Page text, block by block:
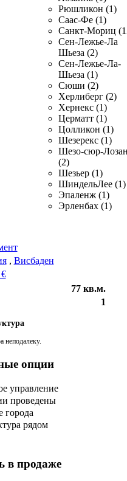
Рюшликон (1)
Саас-Фе (1)
Санкт-Мориц
Сен-Лежье-Ла
Шьеза (2)
Сен-Лежье-Ла-
Шьеза (1)
Сюши (2)
Херлиберг (2)
Хернекс (1)
Церматт (1)
Цолликон (1)
Шезерекс (1)
Шезо-сюр-
(2)
Шезьер (1)
ШиндельЛее (1)
Эпаленж (1)
Эрленбах (1)
, Висбаден
77 кв.м.
1
неподалеку.
опции
управление
проведены
города
рядом
в продаже